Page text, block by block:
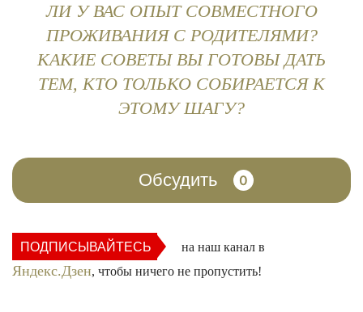
ЛИ У ВАС ОПЫТ СОВМЕСТНОГО
ПРОЖИВАНИЯ С РОДИТЕЛЯМИ?
КАКИЕ СОВЕТЫ ВЫ ГОТОВЫ ДАТЬ
ТЕМ, КТО ТОЛЬКО СОБИРАЕТСЯ К
ЭТОМУ ШАГУ?
Обсудить 0
ПОДПИСЫВАЙТЕСЬ на наш канал в
Яндекс.Дзен, чтобы ничего не пропустить!